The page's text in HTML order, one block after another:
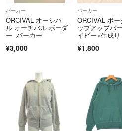
https://fril.jp/ts/official/law/a368/
▼返品特約
https://fril.jp/ts/official/law/a368/
パーカー
ORCIVAL オーシバ
ル オーチバル ボーダ
ー パーカー
¥3,000
パーカー
ORCIVAL ボー
ップアップパ
イビー×生成り
¥1,800